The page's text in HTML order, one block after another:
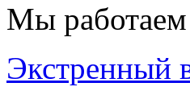
Мы работаем
Экстренный